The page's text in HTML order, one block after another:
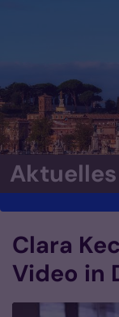
Clara
Video in